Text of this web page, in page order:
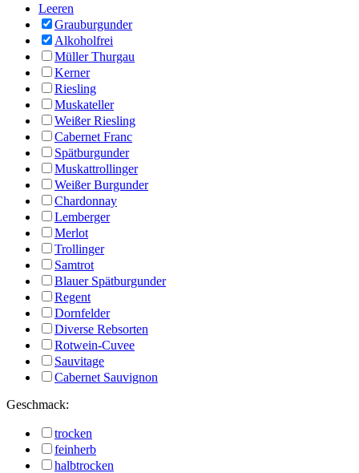
Leeren
Grauburgunder
Alkoholfrei
Müller Thurgau
Kerner
Riesling
Muskateller
Weißer Riesling
Cabernet Franc
Spätburgunder
Muskattrollinger
Weißer Burgunder
Chardonnay
Lemberger
Merlot
Trollinger
Samtrot
Blauer Spätburgunder
Regent
Dornfelder
Diverse Rebsorten
Rotwein-Cuvee
Sauvitage
Cabernet Sauvignon
Geschmack:
trocken
feinherb
halbtrocken